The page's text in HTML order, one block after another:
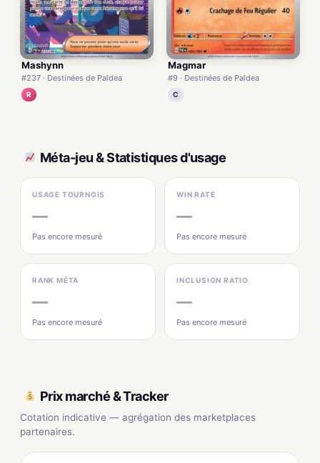
Mashynn
#237 · Destinées de Paldea
R
Magmar
#9 · Destinées de Paldea
C
Méta-jeu & Statistiques d'usage
USAGE TOURNOIS
—
Pas encore mesuré
WIN RATE
—
Pas encore mesuré
RANK MÉTA
—
Pas encore mesuré
INCLUSION RATIO
—
Pas encore mesuré
Prix marché & Tracker
Cotation indicative — agrégation des marketplaces
partenaires.